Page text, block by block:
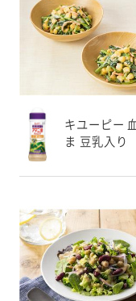
キユーピー
ま 豆乳入り